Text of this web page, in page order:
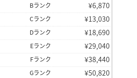
Bランク ¥6,870
Cランク ¥13,030
Dランク ¥18,690
Eランク ¥29,040
Fランク ¥38,440
Gランク ¥50,820